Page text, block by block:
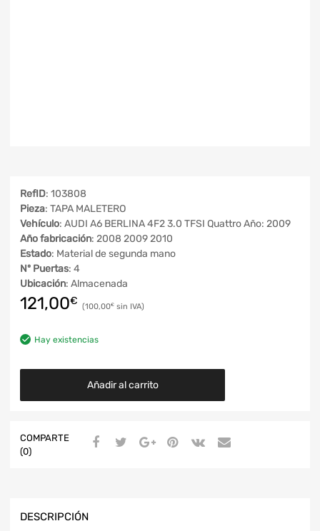
RefID: 103808
Pieza: TAPA MALETERO
Vehículo: AUDI A6 BERLINA 4F2 3.0 TFSI Quattro Año: 2009
Año fabricación: 2008 2009 2010
Estado: Material de segunda mano
Nº Puertas: 4
Ubicación: Almacenada
121,00€ 100,00€
Hay existencias
Añadir al carrito
COMPARTE
(0)
DESCRIPCIÓN